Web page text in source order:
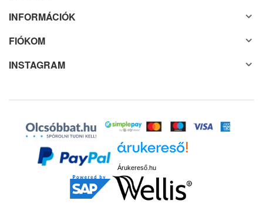
INFORMÁCIÓK
FIÓKOM
INSTAGRAM
Árukereső.hu